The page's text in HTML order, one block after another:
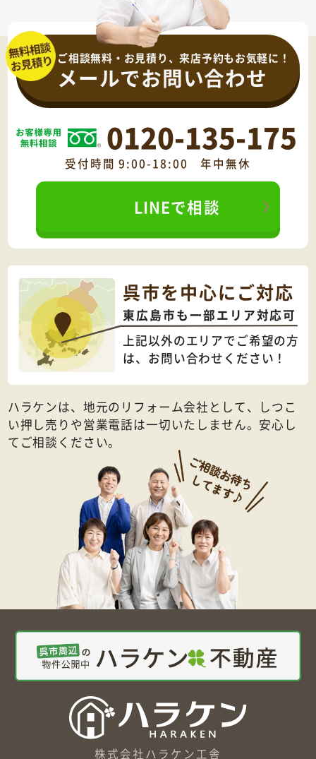
ご相談無料・お見積り、来店予約もお気軽に！
メールでお問い合わせ
0120-135-175
受付時間 9:00-18:00 年中無休
LINEで相談
呉市を中心にご対応
東広島市も一部エリア対応可
上記以外のエリアでご希望の方
は、 お問い合わせください！
ハラケンは、地元のリフォーム会社として、しつこ
い押し売りや営業電話は一切いたしません。安心し
てご相談ください。
株式会社ハラケン工舎